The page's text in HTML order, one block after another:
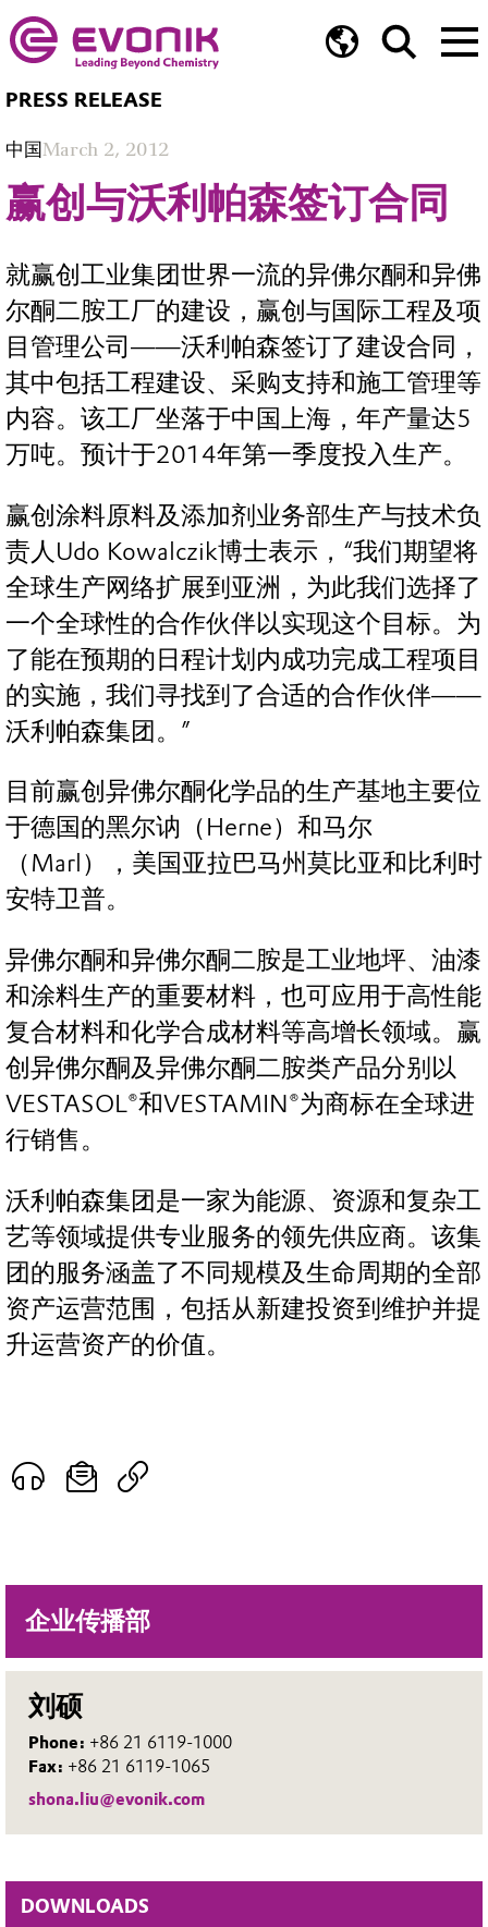
企业传播部
刘硕
Phone: +86 21 6119-1000
Fax: +86 21 6119-1065
shona.liu@evonik.com
DOWNLOADS
PRESS RELEASE
中国March 2, 2012
赢创与沃利帕森签订合同
就赢创工业集团世界一流的异佛尔酮和异佛
尔酮二胺工厂的建设，赢创与国际工程及项
目管理公司——沃利帕森签订了建设合同，
其中包括工程建设、采购支持和施工管理等
内容。该工厂坐落于中国上海，年产量达5
万吨。预计于2014年第一季度投入生产。
赢创涂料原料及添加剂业务部生产与技术负
责人Udo Kowalczik博士表示，“我们期望将
全球生产网络扩展到亚洲，为此我们选择了
一个全球性的合作伙伴以实现这个目标。为
了能在预期的日程计划内成功完成工程项目
的实施，我们寻找到了合适的合作伙伴——
沃利帕森集团。”
目前赢创异佛尔酮化学品的生产基地主要位
于德国的黑尔讷（Herne）和马尔
（Marl），美国亚拉巴马州莫比亚和比利时
安特卫普。
异佛尔酮和异佛尔酮二胺是工业地坪、油漆
和涂料生产的重要材料，也可应用于高性能
复合材料和化学合成材料等高增长领域。赢
创异佛尔酮及异佛尔酮二胺类产品分别以
VESTASOL®和VESTAMIN®为商标在全球进
行销售。
沃利帕森集团是一家为能源、资源和复杂工
艺等领域提供专业服务的领先供应商。该集
团的服务涵盖了不同规模及生命周期的全部
资产运营范围，包括从新建投资到维护并提
升运营资产的价值。